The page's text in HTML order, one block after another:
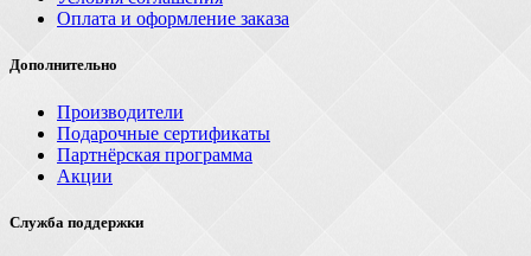
Оплата и оформление заказа
Дополнительно
Производители
Подарочные сертификаты
Партнёрская программа
Акции
Служба поддержки